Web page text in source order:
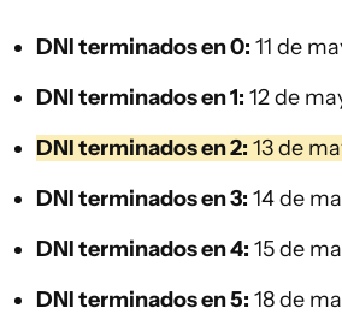
DNI terminados en 0: 11 de
DNI terminados en 1: 12 de
DNI terminados en 2: 13 de
DNI terminados en 3: 14 de
DNI terminados en 4: 15 de
DNI terminados en 5: 18 de